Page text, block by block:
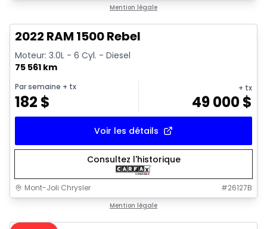
Mention légale
2022 RAM 1500 Rebel
Moteur: 3.0L - 6 Cyl. - Diesel
75 561 km
Par semaine + tx
182 $
+ tx
49 000$
Voir les détails
Consultez l'historique
Mont-Joli Chrysler #26127B
Mention légale